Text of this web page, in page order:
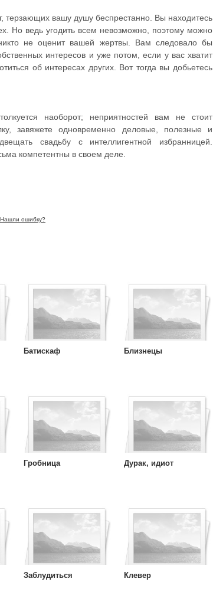
терзающих вашу душу беспрестанно. Вы находитесь
Но ведь угодить всем невозможно, поэтому можно
не оценит вашей жертвы. Вам следовало бы
интересов и уже потом, если у вас хватит
об интересах других. Вот тогда вы добьетесь
наоборот; неприятностей вам не стоит
завяжете одновременно деловые, полезные и
свадьбу с интеллигентной избранницей.
компетентны в своем деле.
Нашли ошибку?
Батискаф Близнецы
Гробница Дурак, идиот
Заблудиться Клевер